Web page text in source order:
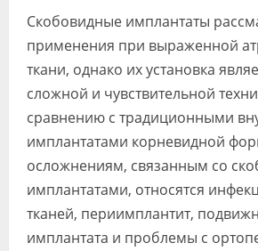
Скобовидные имплантаты
применения при выраженной
ткани, однако их установка
сложной и чувствительной
сравнению с традиционными
имплантатами корневидной
осложнениям, связанным со
имплантатами, относятся
тканей, периимплантит,
имплантата и проблемы с